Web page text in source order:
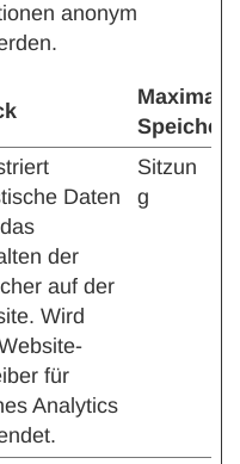
anonym
Maximale
Daten
der
auf der
Wird
für
Analytics
Sitzun
g